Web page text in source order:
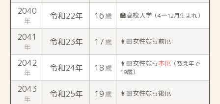
2040
年 令和22年 16 歳 🏫高校入学（4〜12月生まれ）
2041
年 令和23年 17 歳 👩🏻女性なら前厄
2042
年 令和24年 18 歳 👩🏻女性なら本厄（数え年で
19歳）
2043
年 令和25年 19 歳 👩🏻女性なら後厄